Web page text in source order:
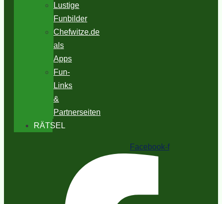
Lustige
Funbilder
Chefwitze.de
als
Apps
Fun-
Links
&
Partnerseiten
RÄTSEL
Facebook-f